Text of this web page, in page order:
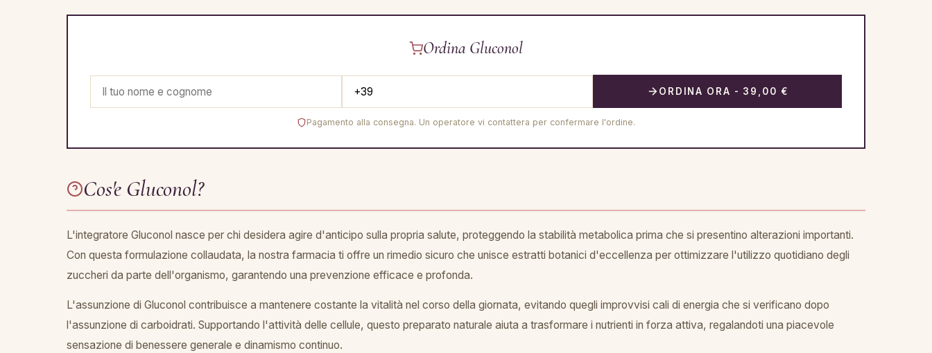
Ordina Gluconol
ORDINA ORA - 39,00 €
Pagamento alla consegna. Un operatore vi contattera per confermare l'ordine.
Cos'e Gluconol?
L'integratore Gluconol nasce per chi desidera agire d'anticipo sulla propria salute, proteggendo la stabilità metabolica prima che si presentino alterazioni importanti.
Con questa formulazione collaudata, la nostra farmacia ti offre un rimedio sicuro che unisce estratti botanici d'eccellenza per ottimizzare l'utilizzo quotidiano degli
zuccheri da parte dell'organismo, garantendo una prevenzione efficace e profonda.
L'assunzione di Gluconol contribuisce a mantenere costante la vitalità nel corso della giornata, evitando quegli improvvisi cali di energia che si verificano dopo
l'assunzione di carboidrati. Supportando l'attività delle cellule, questo preparato naturale aiuta a trasformare i nutrienti in forza attiva, regalandoti una piacevole
sensazione di benessere generale e dinamismo continuo.